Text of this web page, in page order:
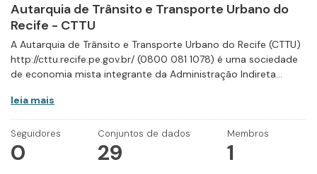
Autarquia de Trânsito e Transporte Urbano do
Recife - CTTU
A Autarquia de Trânsito e Transporte Urbano do Recife (CTTU)
http://cttu.recife.pe.gov.br/ (0800 081 1078) é uma sociedade
de economia mista integrante da Administração Indireta...
leia mais
Seguidores
0
Conjuntos de dados
29
Membros
1